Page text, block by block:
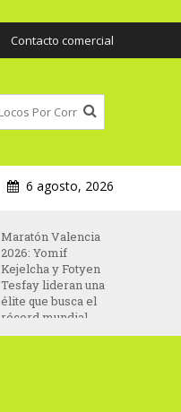
Contacto comercial
6 agosto, 2026
Maratón Valencia
2026: Yomif
Kejelcha y Fotyen
Tesfay lideran una
élite que busca el
récord mundial